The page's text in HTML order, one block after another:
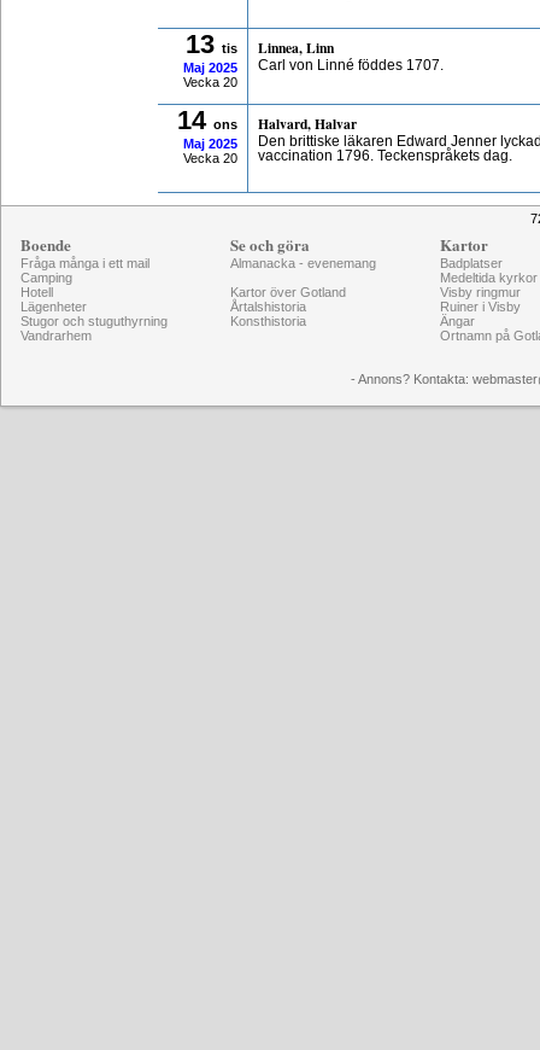
13 tis
Maj 2025
Vecka 20
Linnea, Linn
Carl von Linné föddes 1707.
14 ons
Maj 2025
Vecka 20
Halvard, Halvar
Den brittiske läkaren Edward Jenner
vaccination 1796. Teckenspråkets dag.
Boende
Fråga många i ett mail
Camping
Hotell
Lägenheter
Stugor och stuguthyrning
Vandrarhem
Se och göra
Almanacka - evenemang
Kartor över Gotland
Årtalshistoria
Konsthistoria
Kartor
Badplatser
Medeltida kyrkor
Visby ringmur
Ruiner i Visby
Ängar
Ortnamn på
- Annons? Kontakta: